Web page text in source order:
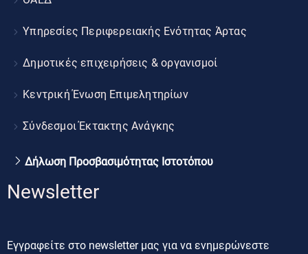
Υπηρεσίες Περιφερειακής Ενότητας Άρτας
Δημοτικές επιχειρήσεις & οργανισμοί
Κεντρική Ένωση Επιμελητηρίων
Σύνδεσμοι Έκτακτης Ανάγκης
Δήλωση Προσβασιμότητας Ιστοτόπου
Newsletter
Εγγραφείτε στο newsletter μας για να ενημερώνεστε